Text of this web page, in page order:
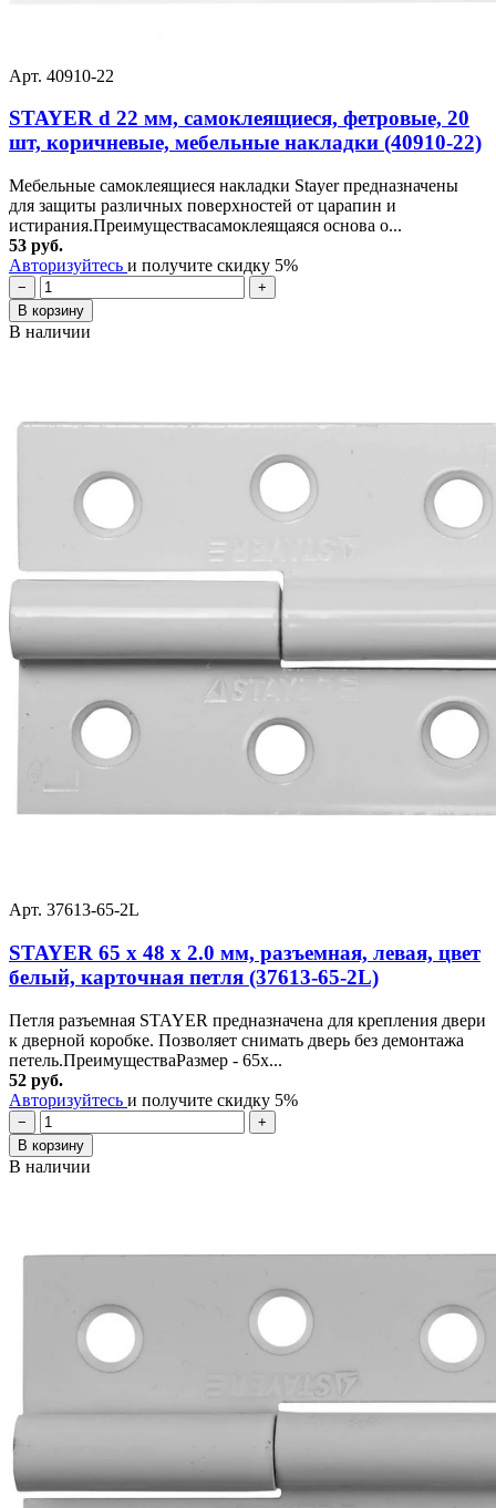
Арт. 40910-22
STAYER d 22 мм, самоклеящиеся, фетровые, 20
шт, коричневые, мебельные накладки (40910-22)
Мебельные самоклеящиеся накладки Stayer предназначены
для защиты различных поверхностей от царапин и
истирания.Преимуществасамоклеящаяся основа о...
53 руб.
Авторизуйтесь и получите скидку 5%
−
+
В корзину
В наличии
Арт. 37613-65-2L
STAYER 65 x 48 x 2.0 мм, разъемная, левая, цвет
белый, карточная петля (37613-65-2L)
Петля разъемная STAYER предназначена для крепления двери
к дверной коробке. Позволяет снимать дверь без демонтажа
петель.ПреимуществаРазмер - 65x...
52 руб.
Авторизуйтесь и получите скидку 5%
−
+
В корзину
В наличии